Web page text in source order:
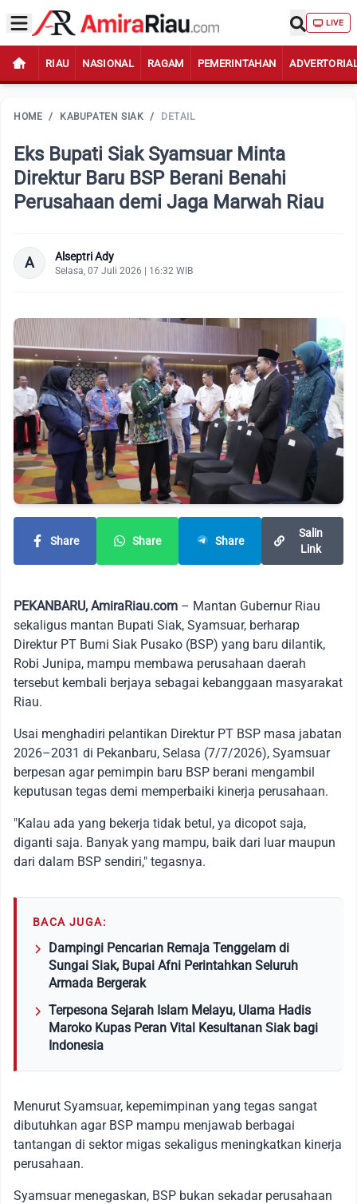
LIVE
RIAU NASIONAL RAGAM PEMERINTAHAN
HOME / KABUPATEN SIAK / DETAIL
Eks Bupati Siak Syamsuar Minta
Direktur Baru BSP Berani Benahi
Perusahaan demi Jaga Marwah Riau
A Alseptri Ady
Selasa, 07 Juli 2026 | 16:32 WIB
Share Share Share
Salin
Link
PEKANBARU, AmiraRiau.com – Mantan Gubernur Riau
sekaligus mantan Bupati Siak, Syamsuar, berharap
Direktur PT Bumi Siak Pusako (BSP) yang baru dilantik,
Robi Junipa, mampu membawa perusahaan daerah
tersebut kembali berjaya sebagai kebanggaan masyarakat
Riau.
Usai menghadiri pelantikan Direktur PT BSP masa jabatan
2026–2031 di Pekanbaru, Selasa (7/7/2026), Syamsuar
berpesan agar pemimpin baru BSP berani mengambil
keputusan tegas demi memperbaiki kinerja perusahaan.
"Kalau ada yang bekerja tidak betul, ya dicopot saja,
diganti saja. Banyak yang mampu, baik dari luar maupun
dari dalam BSP sendiri," tegasnya.
BACA JUGA:
Dampingi Pencarian Remaja Tenggelam di
Sungai Siak, Bupai Afni Perintahkan Seluruh
Armada Bergerak
Terpesona Sejarah Islam Melayu, Ulama Hadis
Maroko Kupas Peran Vital Kesultanan Siak bagi
Indonesia
Menurut Syamsuar, kepemimpinan yang tegas sangat
dibutuhkan agar BSP mampu menjawab berbagai
tantangan di sektor migas sekaligus meningkatkan kinerja
perusahaan.
Syamsuar menegaskan, BSP bukan sekadar perusahaan